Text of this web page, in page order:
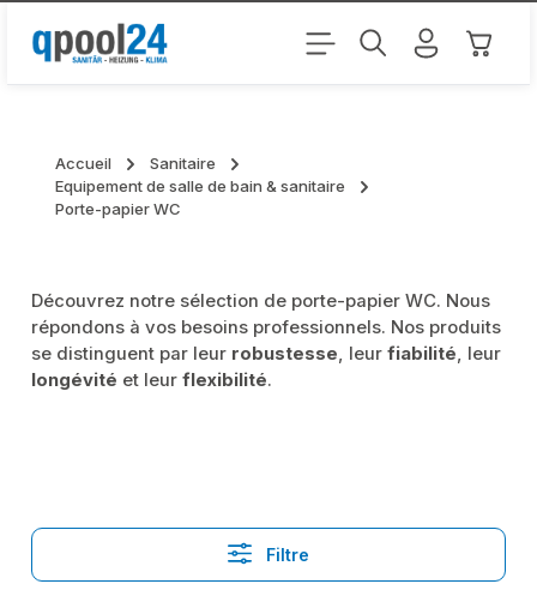
Passer au contenu principal Le
Accueil
Sanitaire
Equipement de salle de bain & sanitaire
Porte-papier WC
Découvrez notre sélection de porte-papier WC. Nous
répondons à vos besoins professionnels. Nos produits
se distinguent par leur robustesse, leurfiabilité, leur
longévité et leurflexibilité.
Filtre